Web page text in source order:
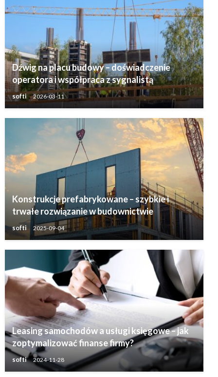
Dźwig na placu budowy – doświadczenie
operatora i współpraca z sygnalistą
softi 2026-03-11
Konstrukcje prefabrykowane – szybkie i
trwałe rozwiązanie w budownictwie
softi 2025-09-04
Leasing samochodów a usługi księgowe – jak
zoptymalizować finanse firmy?
softi 2024-11-28